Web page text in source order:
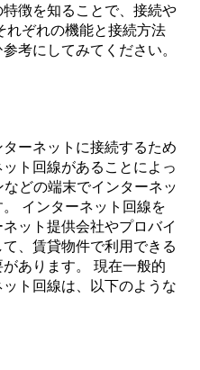
徴を知ることで、接続や
れぞれの機能と接続方法
考にしてみてください。
ーネットに接続するため
ト回線があることによっ
どの端末でインターネッ
インターネット回線を
ット提供会社やプロバイ
、賃貸物件で利用できる
あります。 現在一般的
ト回線は、以下のような